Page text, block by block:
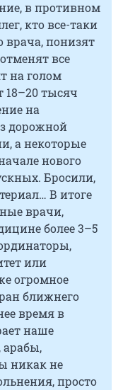
в противном
кто все-таки
врача, понизят
все
на голом
18–20 тысяч
на
дорожной
а некоторые
нового
Бросили,
В итоге
врачи,
более 3–5
или
огромное
ближнего
время в
наше
арабы,
никак не
просто